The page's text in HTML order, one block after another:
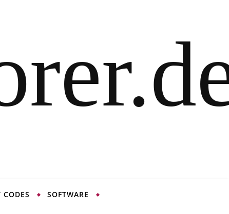
CODES SOFTWARE